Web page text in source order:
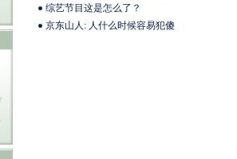
综艺节目这是怎么了？
京东山人: 人什么时候容易犯傻